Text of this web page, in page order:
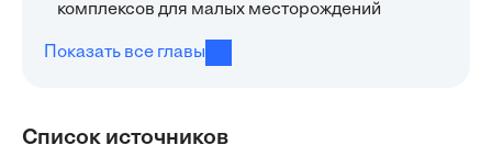
комплексов для малых месторождений
Показать все главы
Список источников